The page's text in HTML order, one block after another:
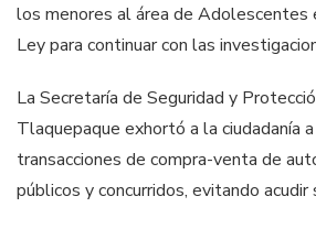
los menores al área de Adolescentes
Ley para continuar con las
La Secretaría de Seguridad y
Tlaquepaque exhortó a la ciudadanía
transacciones de compra-venta de
públicos y concurridos, evitando acudir